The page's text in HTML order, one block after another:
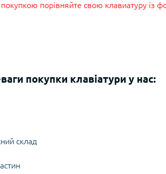
порівняйте свою клавиатуру із
покупки клавіатури у нас:
склад